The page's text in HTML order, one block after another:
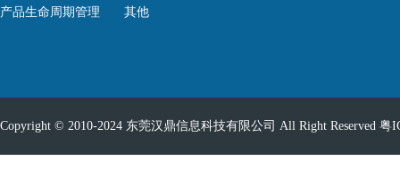
产品生命周期管理
其他
Copyright © 2010-2024 东莞汉鼎信息科技有限公司 All Right Reserved 粤